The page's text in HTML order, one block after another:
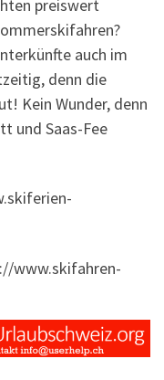
preiswert
auch im
denn die
Kein Wunder, denn
und Saas-Fee
www.skifahren-